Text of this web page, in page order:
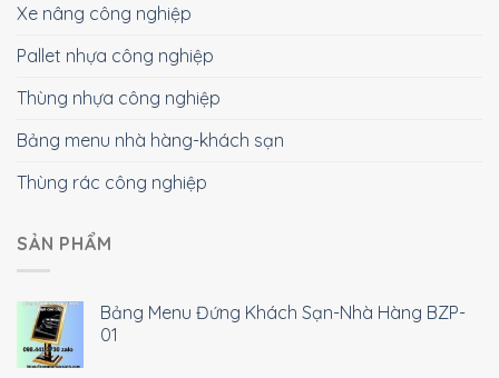
Xe nâng công nghiệp
Pallet nhựa công nghiệp
Thùng nhựa công nghiệp
Bảng menu nhà hàng-khách sạn
Thùng rác công nghiệp
SẢN PHẨM
Bảng Menu Đứng Khách Sạn-Nhà Hàng BZP-
01